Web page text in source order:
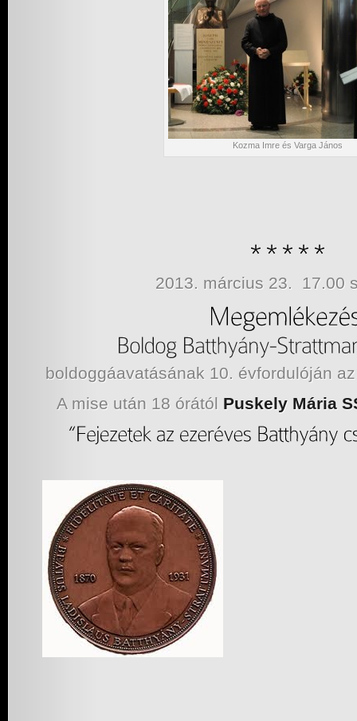
Kozma Imre és Varga János
2013. március 23. 17.00
boldoggáavatásának 10. évfordulóján
A mise után 18 órától Puskely Mária